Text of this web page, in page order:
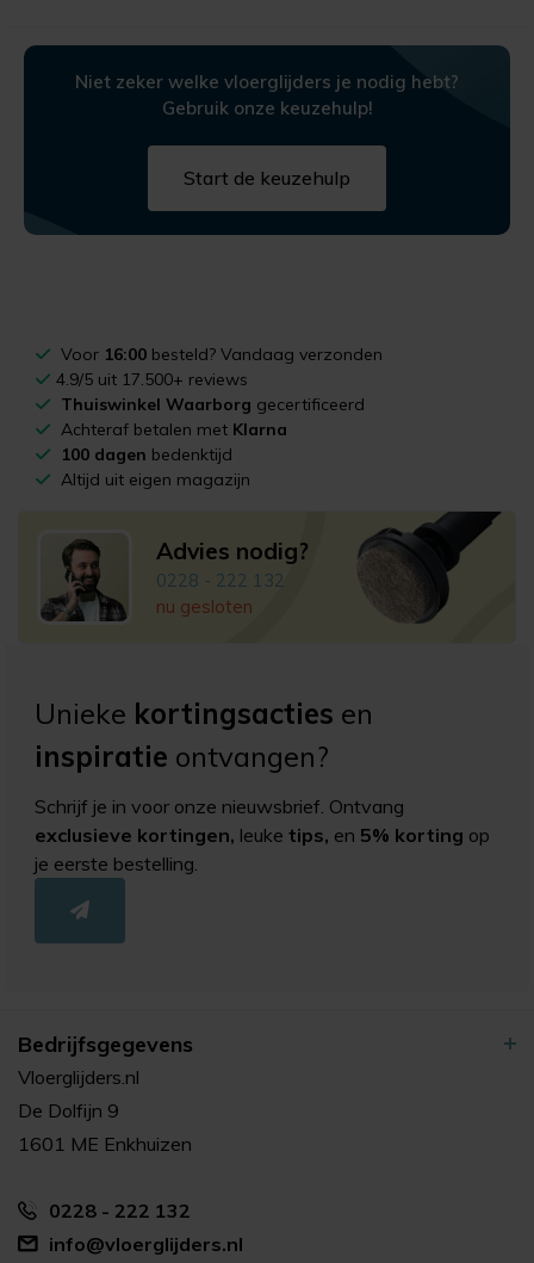
Niet zeker welke vloerglijders je nodig hebt?
Gebruik onze keuzehulp!
Start de keuzehulp
Voor 16:00 besteld? Vandaag verzonden
4.9/5 uit 17.500+ reviews
Thuiswinkel Waarborg gecertificeerd
Achteraf betalen met Klarna
100 dagen bedenktijd
Altijd uit eigen magazijn
Advies nodig?
0228 - 222 132
nu gesloten
Unieke kortingsacties en
inspiratie ontvangen?
Schrijf je in voor onze nieuwsbrief. Ontvang
exclusieve kortingen, leuketips, en 5% korting op
je eerste bestelling.
Bedrijfsgegevens
Vloerglijders.nl
De Dolfijn 9
1601 ME Enkhuizen
0228 - 222 132
info@vloerglijders.nl